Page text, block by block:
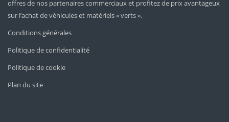
offres de nos partenaires commerciaux et profitez de prix avantageux
sur l’achat de véhicules et matériels « verts ».
Conditions générales
Politique de confidentialité
Politique de cookie
Plan du site